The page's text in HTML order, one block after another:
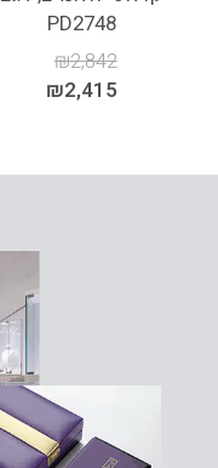
PD2748
₪2,842
₪2,415